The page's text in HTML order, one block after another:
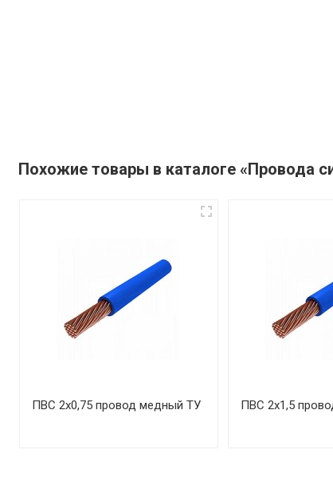
Похожие товары в каталоге «Провода
ПВС 2х0,75 провод медный ТУ ПВС 2х1,5